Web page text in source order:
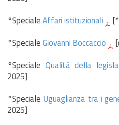
°SpecialeAffari istituzionali
°SpecialeGiovanni Boccaccio
°Speciale Qualità della
2025]
°Speciale Uguaglianza tra i
2025]